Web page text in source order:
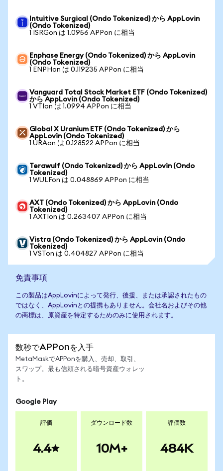
Intuitive Surgical (Ondo Tokenized) から AppLovin
(Ondo Tokenized)
1 ISRGon は 1.0956 APPon に相当
Enphase Energy (Ondo Tokenized) から AppLovin
(Ondo Tokenized)
1 ENPHon は 0.119235 APPon に相当
Vanguard Total Stock Market ETF (Ondo Tokenized)
から AppLovin (Ondo Tokenized)
1 VTIon は 1.0994 APPon に相当
Global X Uranium ETF (Ondo Tokenized) から
AppLovin (Ondo Tokenized)
1 URAon は 0.128522 APPon に相当
Terawulf (Ondo Tokenized) から AppLovin (Ondo
Tokenized)
1 WULFon は 0.048869 APPon に相当
AXT (Ondo Tokenized) から AppLovin (Ondo
Tokenized)
1 AXTIon は 0.263407 APPon に相当
Vistra (Ondo Tokenized) から AppLovin (Ondo
Tokenized)
1 VSTon は 0.404827 APPon に相当
免責事項
この製品はAppLovinによって発行、後援、または承認されたもの
ではなく、AppLovinとの提携もありません。会社名およびその他
の商標は、原資産を特定するためのみに使用されます。
数秒でAPPonを入手
MetaMaskでAPPonを購入、売却、取引、
スワップ。最も信頼される暗号資産ウォレッ
ト。
Google Play
評価
4.4
ダウンロード数
10M+
評価数
484K